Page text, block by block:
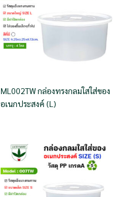
ML002TW กล่องทรงกลมใสใส่ของ
อเนกประสงค์ (L)